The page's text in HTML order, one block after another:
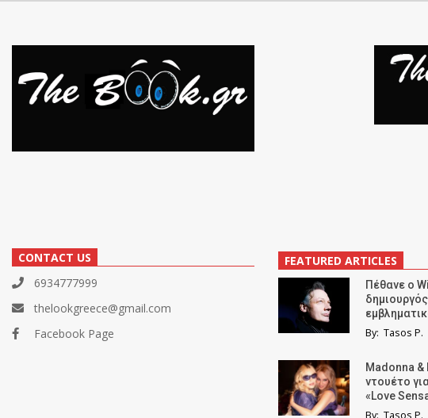
CONTACT US
6934777999
thelookgreece@gmail.com
Facebook Page
FEATURED ARTICLES
Πέθανε ο
By: Tasos P.
Madonna
ντουέτο
«Love
By: Tasos P.